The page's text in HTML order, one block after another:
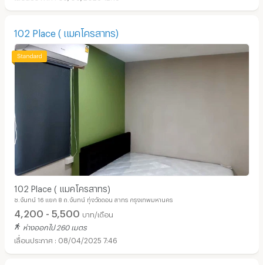
102 Place ( แมคโครสาทร)
102 Place ( แมคโครสาทร)
ซ.จันทน์ 16 แยก 8 ถ.จันทน์ ทุ่งวัดดอน สาทร กรุงเทพมหานคร
4,200 - 5,500 บาท/เดือน
ห่างออกไป 260 เมตร
08/04/2025 7:46